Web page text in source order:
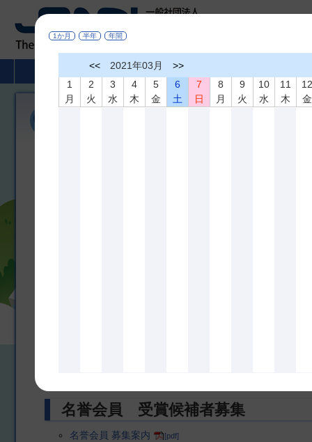
非破壊検査とは
名誉会員 受賞候補者募集
名誉会員 募集案内 [pdf]
1か月 半年 年間
<< 2021年03月
>>
1
月
2
火
3
水
4
木
5
金
6
土
7
日
8
月
9
火
10
水
11
木
金